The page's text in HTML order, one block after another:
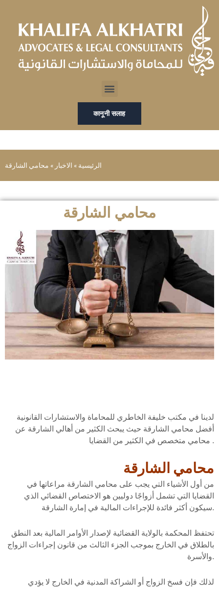
content
Menu
कानूनी सलाह
الرئيسية » الاخبار » محامي الشارقة
محامي الشارقة
لدينا في مكتب خليفة الخاطري للمحاماة والاستشارات القانونية
أفضل محامي الشارقة حيث يبحث الكثير من أهالي الشارقة عن
محامي متخصص في الكثير من القضايا .
محامي الشارقة
من أول الأشياء التي يجب على محامي الشارقة مراعاتها في
القضايا التي تشمل أزواجًا دوليين هو الاختصاص القضائي الذي
سيكون أكثر فائدة للإجراءات المالية في إمارة الشارقة.
تحتفظ المحكمة بالولاية القضائية لإصدار الأوامر المالية بعد النطق
بالطلاق في الخارج بموجب الجزء الثالث من قانون إجراءات الزواج
والأسرة.
لذلك فإن فسخ الزواج أو الشراكة المدنية في الخارج لا يؤدي